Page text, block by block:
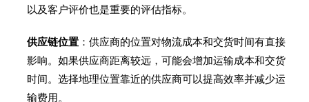
以及客户评价也是重要的评估指标。
供应链位置 ：供应商的位置对物流成本和交货时间有直接
影响。如果供应商距离较远，可能会增加运输成本和交货
时间。选择地理位置靠近的供应商可以提高效率并减少运
输费用。